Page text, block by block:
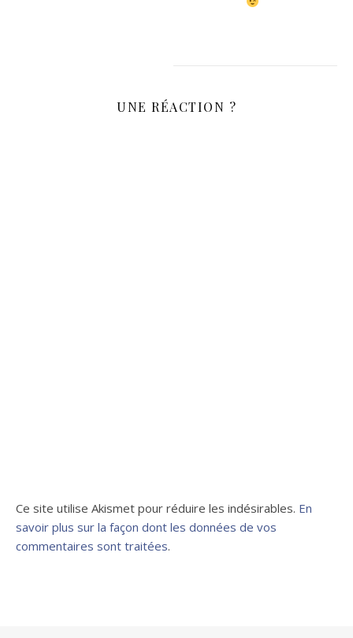
UNE RÉACTION ?
Ce site utilise Akismet pour réduire les indésirables. En
savoir plus sur la façon dont les données de vos
commentaires sont traitées.